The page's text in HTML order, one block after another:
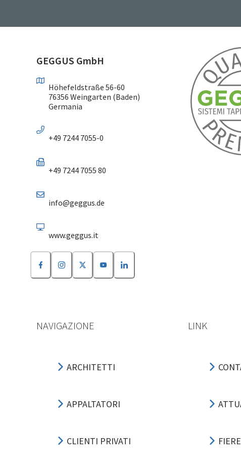
GEGGUS GmbH
Höhefeldstraße 56-60
76356 Weingarten (Baden)
Germania
+49 7244 7055-0
+49 7244 7055 80
info@geggus.de
www.geggus.it
NAVIGAZIONE
ARCHITETTI
APPALTATORI
CLIENTI PRIVATI
LINK
FIERE